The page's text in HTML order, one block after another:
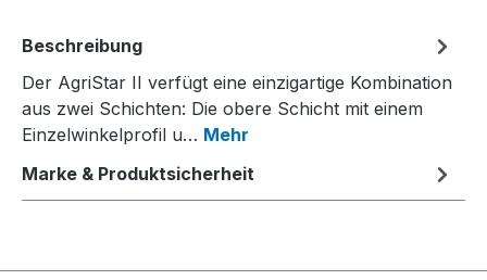
Beschreibung
Der AgriStar II verfügt eine einzigartige Kombination
aus zwei Schichten: Die obere Schicht mit einem
Einzelwinkelprofil u… Mehr
Marke & Produktsicherheit